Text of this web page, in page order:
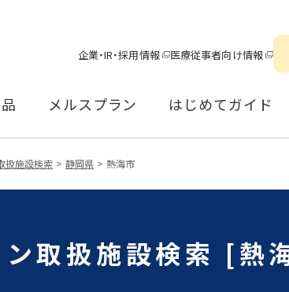
企業・IR・採用情報 医療従事者向け情報
メルスプラン はじめてガイド
扱施設検索 静岡県 熱海市
ン取扱施設検索 [熱